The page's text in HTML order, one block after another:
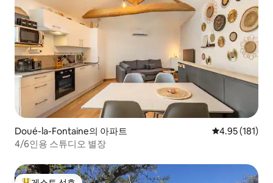
Doué-la-Fontaine의 아파트 평점 4.95점(5
4.95 (181)
4/6인용 스튜디오 별장